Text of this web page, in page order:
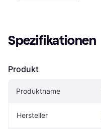
Spezifikationen
Produkt
Produktname
Hersteller